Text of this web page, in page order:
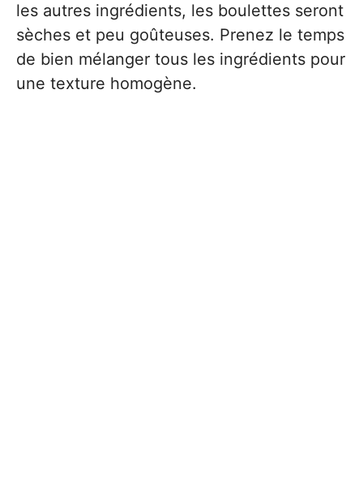
les autres ingrédients, les boulettes seront
sèches et peu goûteuses. Prenez le temps
de bien mélanger tous les ingrédients pour
une texture homogène.